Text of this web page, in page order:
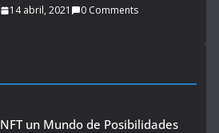
14 abril, 2021 0 Comments
NFT un Mundo de Posibilidades